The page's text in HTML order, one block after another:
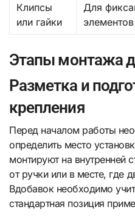
Клипсы
или гайки
Для
элементов
Этапы монтажа
Разметка и
крепления
Перед началом работы
определить место
монтируют на внутренней
от ручки или в месте, где
Вдобавок необходимо
стандартная позиция